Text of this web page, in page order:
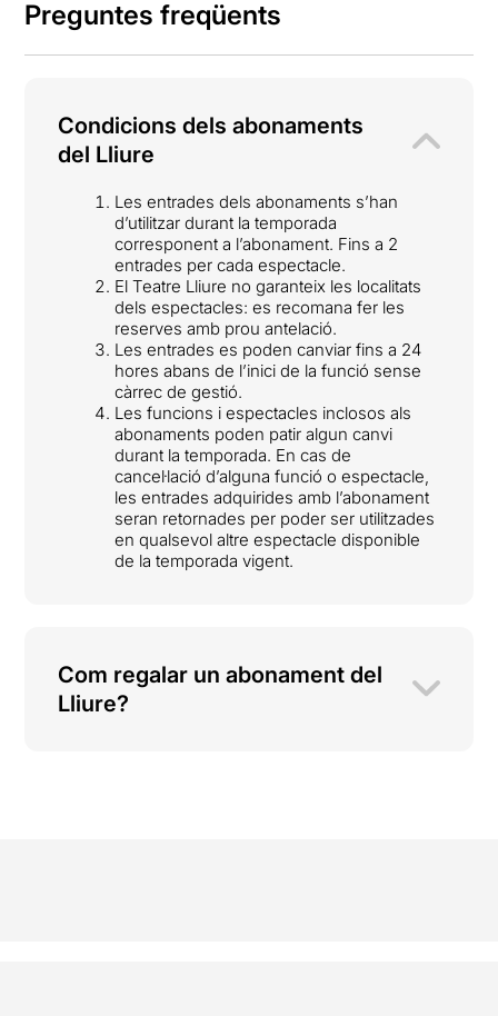
Preguntes freqüents
Condicions dels abonaments
del Lliure
Les entrades dels abonaments s’han
d’utilitzar durant la temporada
corresponent a l’abonament. Fins a 2
entrades per cada espectacle.
El Teatre Lliure no garanteix les localitats
dels espectacles: es recomana fer les
reserves amb prou antelació.
Les entrades es poden canviar fins a 24
hores abans de l’inici de la funció sense
càrrec de gestió.
Les funcions i espectacles inclosos als
abonaments poden patir algun canvi
durant la temporada. En cas de
cancel·lació d’alguna funció o espectacle,
les entrades adquirides amb l’abonament
seran retornades per poder ser utilitzades
en qualsevol altre espectacle disponible
de la temporada vigent.
Com regalar un abonament del
Lliure?